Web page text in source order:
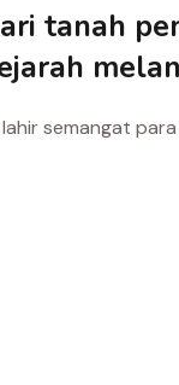
tanah
semangat